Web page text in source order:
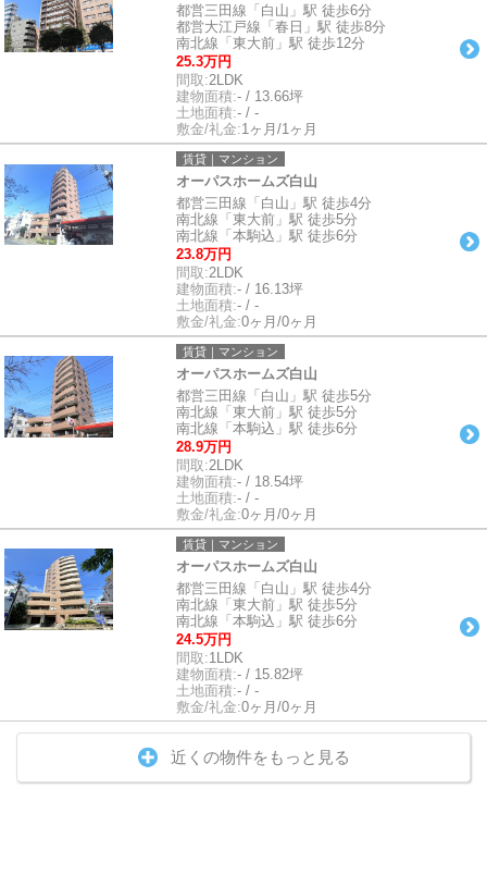
都営三田線「白山」駅 徒歩6分
都営大江戸線「春日」駅 徒歩8分
南北線「東大前」駅 徒歩12分
25.3万円
間取:2LDK
建物面積:- / 13.66坪
土地面積:- / -
敷金/礼金:1ヶ月/1ヶ月
賃貸｜マンション
オーパスホームズ白山
都営三田線「白山」駅 徒歩4分
南北線「東大前」駅 徒歩5分
南北線「本駒込」駅 徒歩6分
23.8万円
間取:2LDK
建物面積:- / 16.13坪
土地面積:- / -
敷金/礼金:0ヶ月/0ヶ月
賃貸｜マンション
オーパスホームズ白山
都営三田線「白山」駅 徒歩5分
南北線「東大前」駅 徒歩5分
南北線「本駒込」駅 徒歩6分
28.9万円
間取:2LDK
建物面積:- / 18.54坪
土地面積:- / -
敷金/礼金:0ヶ月/0ヶ月
賃貸｜マンション
オーパスホームズ白山
都営三田線「白山」駅 徒歩4分
南北線「東大前」駅 徒歩5分
南北線「本駒込」駅 徒歩6分
24.5万円
間取:1LDK
建物面積:- / 15.82坪
土地面積:- / -
敷金/礼金:0ヶ月/0ヶ月
近くの物件をもっと見る